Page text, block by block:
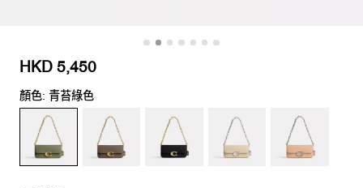
HKD 5,450
顏色: 青苔綠色